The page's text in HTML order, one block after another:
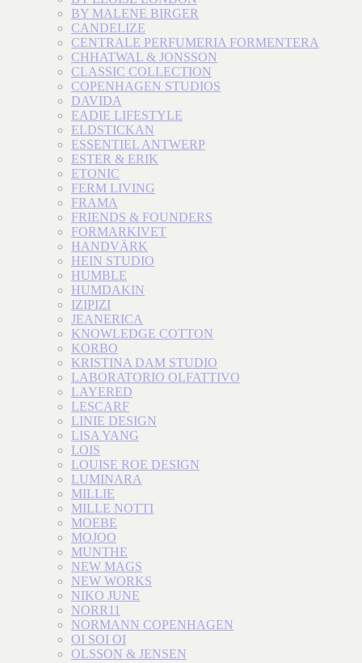
BY MALENE BIRGER
CANDELIZE
CENTRALE PERFUMERIA FORMENTERA
CHHATWAL & JONSSON
CLASSIC COLLECTION
COPENHAGEN STUDIOS
DAVIDA
EADIE LIFESTYLE
ELDSTICKAN
ESSENTIEL ANTWERP
ESTER & ERIK
ETONIC
FERM LIVING
FRAMA
FRIENDS & FOUNDERS
FORMARKIVET
HANDVÄRK
HEIN STUDIO
HUMBLE
HUMDAKIN
IZIPIZI
JEANERICA
KNOWLEDGE COTTON
KORBO
KRISTINA DAM STUDIO
LABORATORIO OLFATTIVO
LAYERED
LESCARF
LINIE DESIGN
LISA YANG
LOIS
LOUISE ROE DESIGN
LUMINARA
MILLIE
MILLE NOTTI
MOEBE
MOJOO
MUNTHE
NEW MAGS
NEW WORKS
NIKO JUNE
NORR11
NORMANN COPENHAGEN
OI SOI OI
OLSSON & JENSEN